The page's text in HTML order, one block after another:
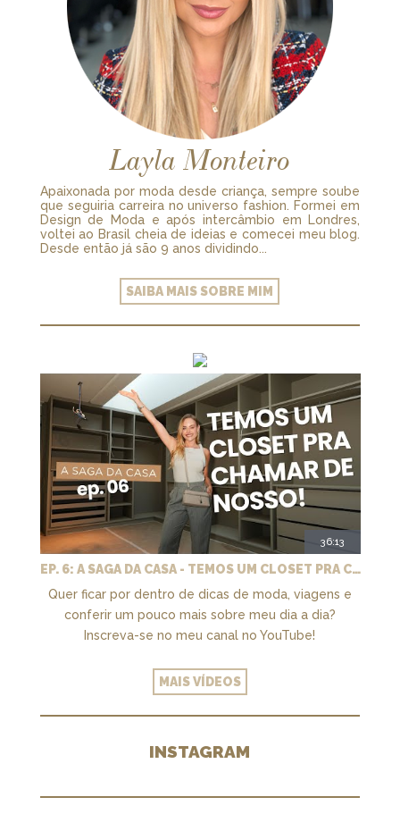
Layla Monteiro
Apaixonada por moda desde criança, sempre soube
que seguiria carreira no universo fashion. Formei em
Design de Moda e após intercâmbio em Londres,
voltei ao Brasil cheia de ideias e comecei meu blog.
Desde então já são 9 anos dividindo...
SAIBA MAIS SOBRE MIM
36:13
EP. 6: A SAGA DA CASA - TEMOS UM CLOSET PRA CHAMAR DE NOSSO + MARCENARIA E PAISAGISMO
Quer ficar por dentro de dicas de moda, viagens e
conferir um pouco mais sobre meu dia a dia?
Inscreva-se no meu canal no YouTube!
MAIS VÍDEOS
INSTAGRAM